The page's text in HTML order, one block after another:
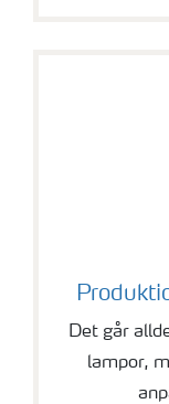
Det går
lampor,